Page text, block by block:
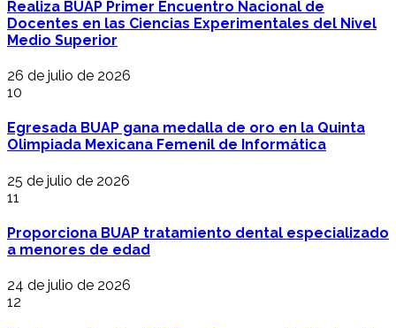
Realiza BUAP Primer Encuentro Nacional de
Docentes en las Ciencias Experimentales del Nivel
Medio Superior
26 de julio de 2026
10
Egresada BUAP gana medalla de oro en la Quinta
Olimpiada Mexicana Femenil de Informática
25 de julio de 2026
11
Proporciona BUAP tratamiento dental especializado
a menores de edad
24 de julio de 2026
12